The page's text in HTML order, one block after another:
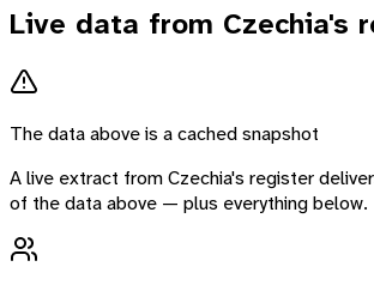
Live data from Czechia's
The data above is a cached snapshot
A live extract fromCzechia's register
of the data above — plus everything below.